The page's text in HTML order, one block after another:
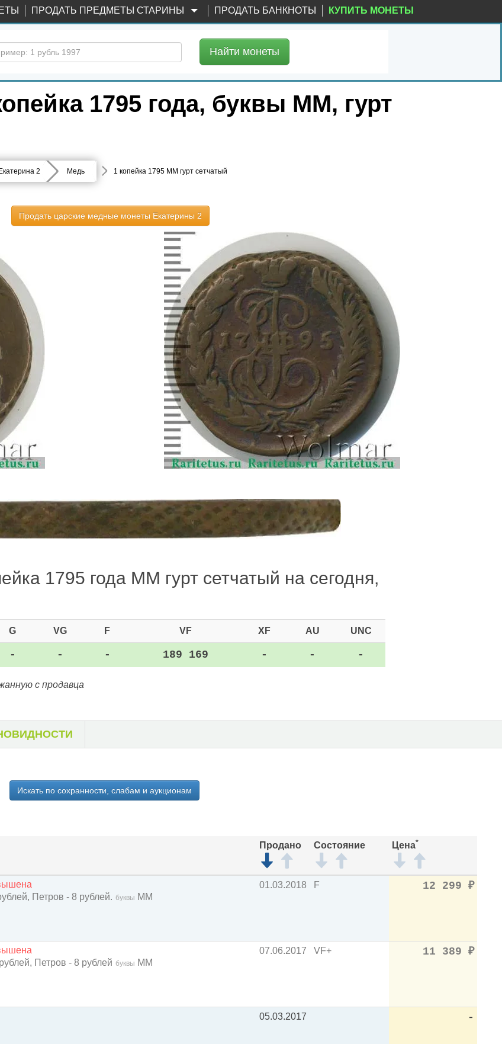
ПРОДАТЬ ПРЕДМЕТЫ СТАРИНЫ ПРОДАТЬ БАНКНОТЫ КУПИТЬ МОНЕТЫ
Найти монеты
1795 года, буквы ММ, гурт
Екатерина 2 Медь 1 копейка 1795 ММ гурт сетчатый
Продать царские медные монеты Екатерины 2
1795 года ММ гурт сетчатый на сегодня,
G VG F VF XF AU UNC
- - - 189 169 - - -
с продавца
Искать по сохранности, слабам и аукционам
Продано Состояние Цена*
Петров - 8 рублей. буквы ММ
01.03.2018 F 12 299 ₽
Петров - 8 рублей буквы ММ
07.06.2017 VF+ 11 389 ₽
05.03.2017 -